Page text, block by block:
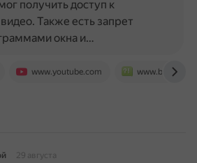
www.youtube.com
получить доступ к
Также есть запрет
окна и…
29 августа